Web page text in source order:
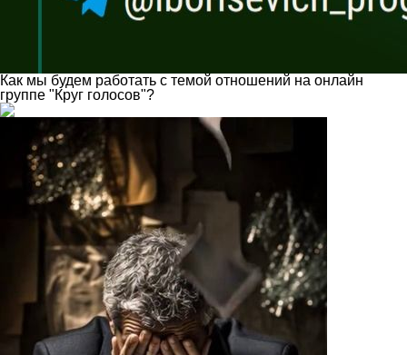
Как мы будем работать с темой отношений на онлайн
группе "Круг голосов"?